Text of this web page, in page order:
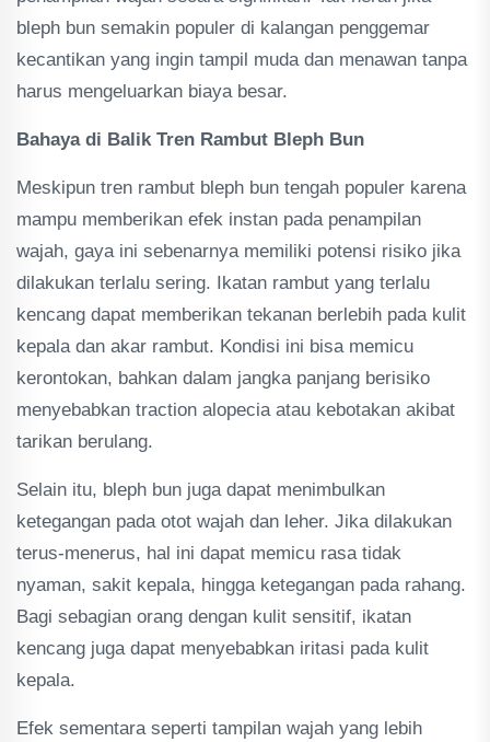
bleph bun semakin populer di kalangan penggemar
kecantikan yang ingin tampil muda dan menawan tanpa
harus mengeluarkan biaya besar.
Bahaya di Balik Tren Rambut Bleph Bun
Meskipun tren rambut bleph bun tengah populer karena
mampu memberikan efek instan pada penampilan
wajah, gaya ini sebenarnya memiliki potensi risiko jika
dilakukan terlalu sering. Ikatan rambut yang terlalu
kencang dapat memberikan tekanan berlebih pada kulit
kepala dan akar rambut. Kondisi ini bisa memicu
kerontokan, bahkan dalam jangka panjang berisiko
menyebabkan traction alopecia atau kebotakan akibat
tarikan berulang.
Selain itu, bleph bun juga dapat menimbulkan
ketegangan pada otot wajah dan leher. Jika dilakukan
terus-menerus, hal ini dapat memicu rasa tidak
nyaman, sakit kepala, hingga ketegangan pada rahang.
Bagi sebagian orang dengan kulit sensitif, ikatan
kencang juga dapat menyebabkan iritasi pada kulit
kepala.
Efek sementara seperti tampilan wajah yang lebih